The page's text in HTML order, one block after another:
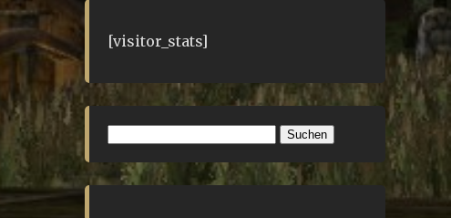
[visitor_stats]